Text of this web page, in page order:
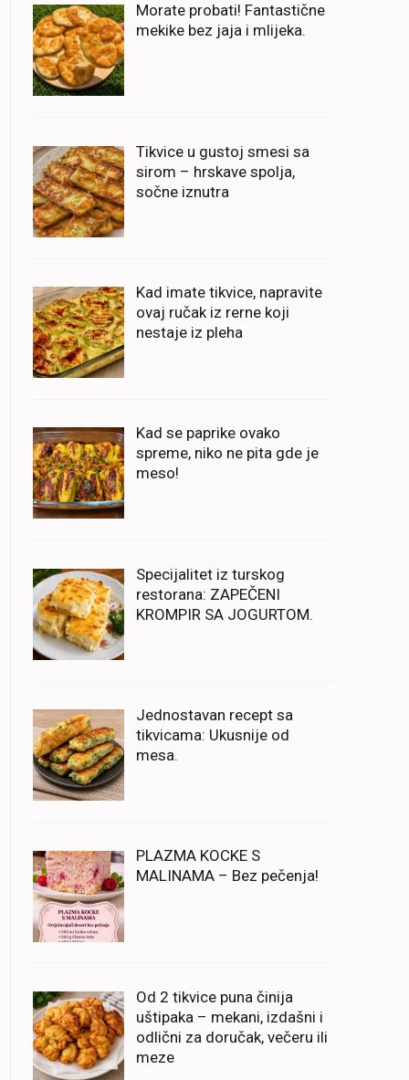
Morate probati! Fantastične
mekike bez jaja i mlijeka.
Tikvice u gustoj smesi sa
sirom – hrskave spolja,
sočne iznutra
Kad imate tikvice, napravite
ovaj ručak iz rerne koji
nestaje iz pleha
Kad se paprike ovako
spreme, niko ne pita gde je
meso!
Specijalitet iz turskog
restorana: ZAPEČENI
KROMPIR SA JOGURTOM.
Jednostavan recept sa
tikvicama: Ukusnije od
mesa.
PLAZMA KOCKE S
MALINAMA – Bez pečenja!
Od 2 tikvice puna činija
uštipaka – mekani, izdašni i
odlični za doručak, večeru ili
meze